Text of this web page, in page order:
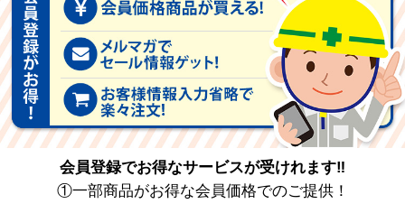
会員登録でお得なサービスが受けれます‼
①一部商品がお得な会員価格でのご提供！